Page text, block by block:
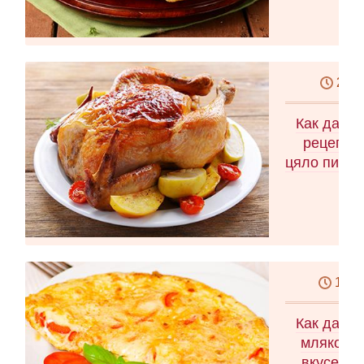
2
Как да
рецепта
цяло пиле,
10
Как да
мляко